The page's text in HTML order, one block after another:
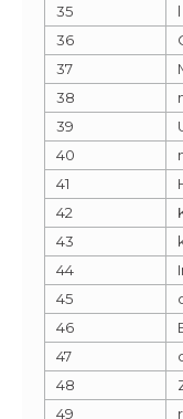
35
l
36
37
38
39
40
41
42
43
44
45
46
47
48
49